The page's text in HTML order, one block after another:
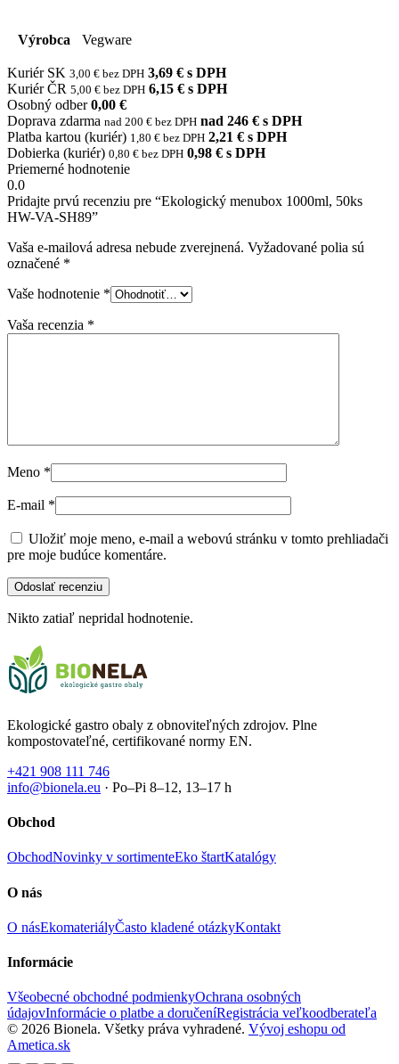
Výrobca Vegware
Kuriér SK 3,00 € bez DPH 3,69 € s DPH
Kuriér ČR 5,00 € bez DPH 6,15 € s DPH
Osobný odber 0,00 €
Doprava zdarma nad 200 € bez DPH nad 246 € s DPH
Platba kartou (kuriér) 1,80 € bez DPH 2,21 € s DPH
Dobierka (kuriér) 0,80 € bez DPH 0,98 € s DPH
Priemerné hodnotenie
0.0
Pridajte prvú recenziu pre “Ekologický menubox 1000ml, 50ks
HW-VA-SH89”
Vaša e-mailová adresa nebude zverejnená. Vyžadované polia sú
označené *
Vaše hodnotenie *
Vaša recenzia *
Meno *
E-mail *
Uložiť moje meno, e-mail a webovú stránku v tomto prehliadači
pre moje budúce komentáre.
Nikto zatiaľ nepridal hodnotenie.
Ekologické gastro obaly z obnoviteľných zdrojov. Plne
kompostovateľné, certifikované normy EN.
+421 908 111 746
info@bionela.eu · Po–Pi 8–12, 13–17 h
Obchod
ObchodNovinky v sortimenteEko štartKatalógy
O nás
O násEkomateriályČasto kladené otázkyKontakt
Informácie
Všeobecné obchodné podmienkyOchrana osobných
údajovInformácie o platbe a doručeníRegistrácia veľkoodberateľa
© 2026 Bionela. Všetky práva vyhradené. Vývoj eshopu od
Ametica.sk